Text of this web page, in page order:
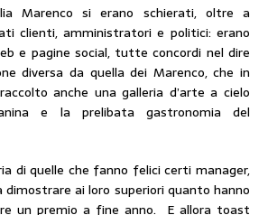
Marenco si erano schierati, oltre a
clienti, amministratori e politici: erano
e pagine social, tutte concordi nel dire
diversa da quella dei Marenco, che in
anche una galleria d’arte a cielo
e la prelibata gastronomia del
di quelle che fanno felici certi manager,
dimostrare ai loro superiori quanto hanno
un premio a fine anno.
E allora toast